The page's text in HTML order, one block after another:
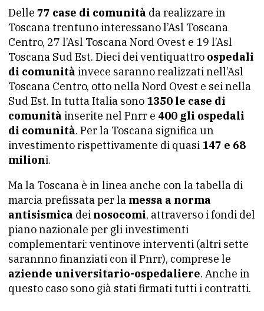
Delle 77 case di comunità da realizzare in
Toscana trentuno interessano l’Asl Toscana
Centro, 27 l’Asl Toscana Nord Ovest e 19 l’Asl
Toscana Sud Est. Dieci dei ventiquattro ospedali
di comunità invece saranno realizzati nell’Asl
Toscana Centro, otto nella Nord Ovest e sei nella
Sud Est. In tutta Italia sono 1350 le case di
comunità inserite nel Pnrr e 400 gli ospedali
di comunità. Per la Toscana significa un
investimento rispettivamente di quasi 147 e 68
milioni.
Ma la Toscana è in linea anche con la tabella di
marcia prefissata per la messa a norma
antisismica dei nosocomi, attraverso i fondi del
piano nazionale per gli investimenti
complementari: ventinove interventi (altri sette
sarannno finanziati con il Pnrr), comprese le
aziende universitario-ospedaliere. Anche in
questo caso sono già stati firmati tutti i contratti.